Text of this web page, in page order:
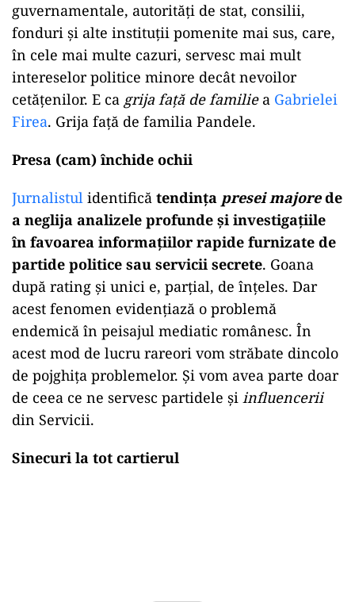
guvernamentale, autorități de stat, consilii,
fonduri și alte instituții pomenite mai sus, care,
în cele mai multe cazuri, servesc mai mult
intereselor politice minore decât nevoilor
cetățenilor. E ca grija față de familiea Gabrielei
Firea. Grija față de familia Pandele.
Presa (cam) închide ochii
Jurnalistul identifică tendința presei majorede
a neglija analizele profunde și investigațiile
în favoarea informațiilor rapide furnizate de
partide politice sau servicii secrete. Goana
după rating și unici e, parțial, de înțeles. Dar
acest fenomen evidențiază o problemă
endemică în peisajul mediatic românesc. În
acest mod de lucru rareori vom străbate dincolo
de pojghița problemelor. Și vom avea parte doar
de ceea ce ne servesc partidele și influencerii
din Servicii.
Sinecuri la tot cartierul